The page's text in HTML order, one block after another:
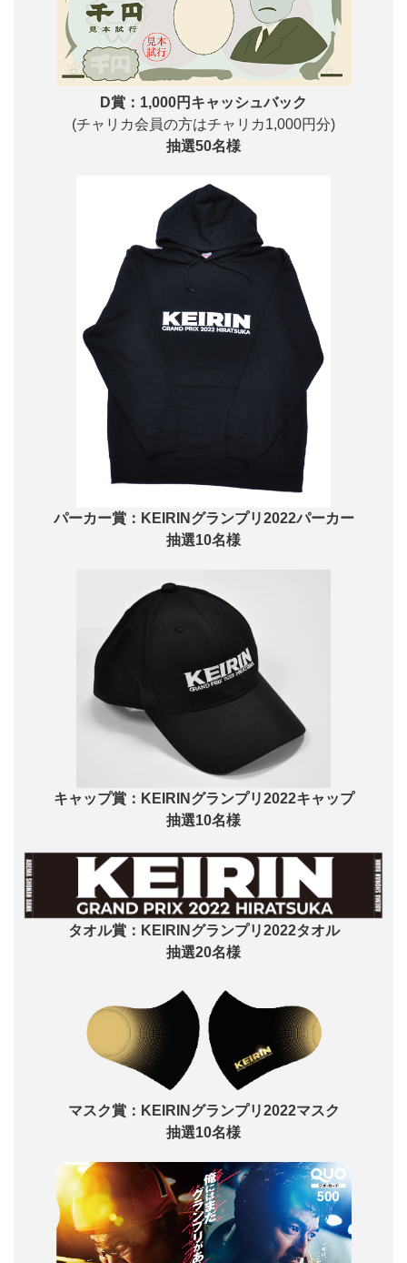
D賞：1,000円キャッシュバック
(チャリカ会員の方はチャリカ1,000円分)
抽選50名様
パーカー賞：KEIRINグランプリ2022パーカー
抽選10名様
キャップ賞：KEIRINグランプリ2022キャップ
抽選10名様
タオル賞：KEIRINグランプリ2022タオル
抽選20名様
マスク賞：KEIRINグランプリ2022マスク
抽選10名様